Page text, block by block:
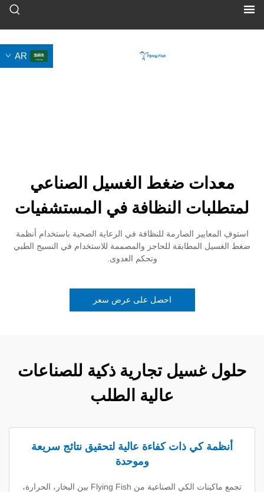
ضغط الغسيل الصناعي
النظافة في المستشفيات
الصارمة للنظافة في الرعاية الصحية باستخدام أنظمة
للحاجز والمصممة للاستخدام في النسيج الطبي
احصل على عرض سعر
تجارية ذكية للصناعات
عالية الطلب
كي ذات كفاءة عالية لتحقيق نتائج سريعة
تجمع ماكينات الكي الصناعية من Flying Fish بين البخار، الحرارة،